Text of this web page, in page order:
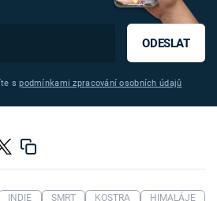
ODESLAT
spodmínkami zpracování osobních údajů
INDIE SMRT KOSTRA
HIMALÁJE